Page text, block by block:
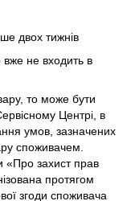
двох тижнів
не входить в
то може бути
Центрі, в
умов, зазначених
споживачем.
«Про захист прав
протягом
згоди споживача